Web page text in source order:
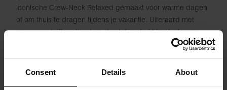
Consent Details About
iconische Crew-Neck Relaxed gemaakt voor warme dagen
of om thuis te dragen tijdens je vakantie. Uiteraard met
wasvoorschriften direct op de stof gedrukt in plaats van
Materiaal: 100% biologisch katoen - 150 g/m²